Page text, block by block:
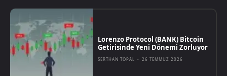
Lorenzo Protocol (BANK) Bitcoin
Getirisinde Yeni Dönemi Zorluyor
SERTHAN TOPAL - 26 TEMMUZ 2026